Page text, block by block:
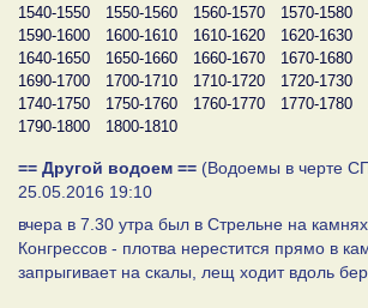
1540-1550
1550-1560 1560-1570 1570-1580
1590-1600
1600-1610 1610-1620 1620-1630
1640-1650
1650-1660 1660-1670 1670-1680
1690-1700
1700-1710 1710-1720 1720-1730
1740-1750
1750-1760 1760-1770 1770-1780
1790-1800
1800-1810
== Другой водоем == (Водоемы в черте
25.05.2016 19:10
вчера в 7.30 утра был в Стрельне на
Конгрессов - плотва нерестится прямо в
запрыгивает на скалы, лещ ходит вдоль